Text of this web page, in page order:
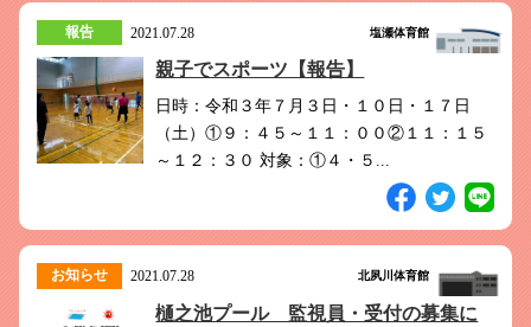
報告 2021.07.28 塩瀬体育館
親子でスポーツ【報告】
日時：令和３年７月３日・１０日・１７日
（土）①９：４５～１１：００②１１：１５
～１２：３０ 対象：①４・５...
お知らせ 2021.07.28 北夙川体育館
樋之池プール 監視員・受付の募集に